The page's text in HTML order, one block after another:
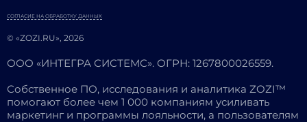
© «ZOZI.RU», 2026
СОГЛАСИЕ НА ОБРАБОТКУ ДАННЫХ
ООО «ИНТЕГРА СИСТЕМС». ОГРН: 1267800026559.
Собственное ПО, исследования и аналитика ZOZI™
помогают более чем 1 000 компаниям усиливать
маркетинг и программы лояльности, а пользователям